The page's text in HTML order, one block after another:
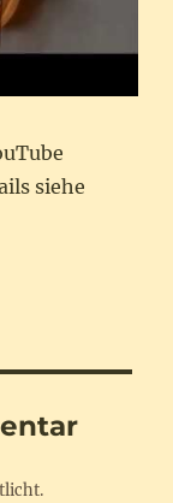
siehe